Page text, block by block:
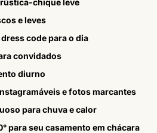
chique leve
e leves
code para o dia
convidados
diurno
e fotos marcantes
para chuva e calor
para seu casamento em chácara